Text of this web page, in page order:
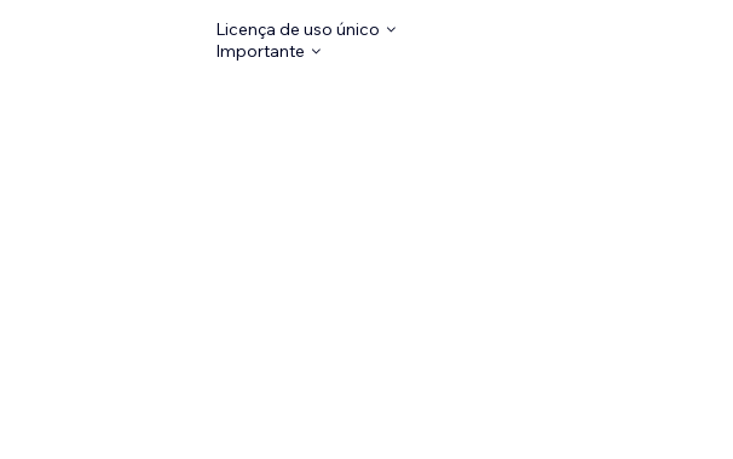
Licença de uso único
Importante